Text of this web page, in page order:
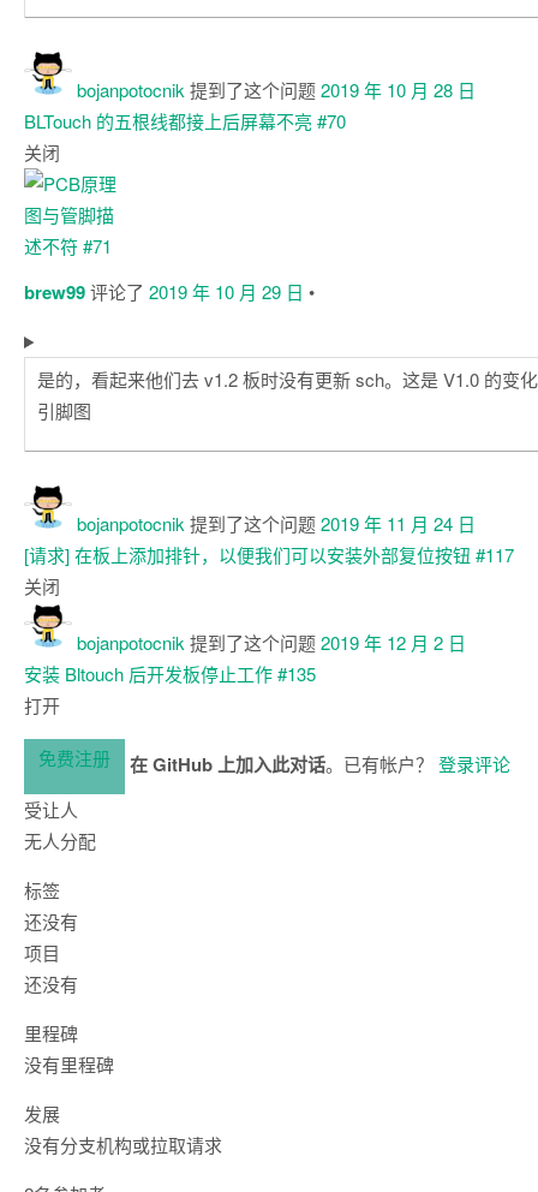
bojanpotocnik 提到了这个问题2019 年 10 月 28 日
BLTouch 的五根线都接上后屏幕不亮 #70
关闭
brew99评论了 2019 年 10 月 29 日 •
是的，看起来他们去 v1.2 板时没有更新 sch。这是 V1.0 的变
引脚图
bojanpotocnik 提到了这个问题2019 年 11 月 24 日
[请求] 在板上添加排针，以便我们可以安装外部复位按钮 #117
关闭
bojanpotocnik 提到了这个问题2019 年 12 月 2 日
安装 Bltouch 后开发板停止工作#135
打开
免费注册 在 GitHub 上加入此对话。已有帐户？ 登录评论
受让人
无人分配
标签
还没有
项目
还没有
里程碑
没有里程碑
发展
没有分支机构或拉取请求